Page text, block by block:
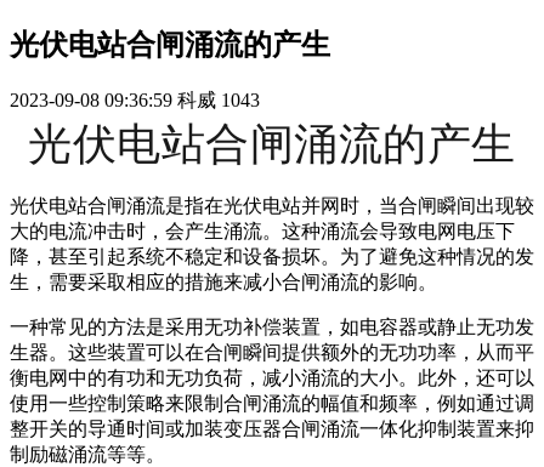
光伏电站合闸涌流的产生
2023-09-08 09:36:59 科威 1043
光伏电站合闸涌流的产生
光伏电站合闸涌流是指在光伏电站并网时，当合闸瞬间出现较
大的电流冲击时，会产生涌流。这种涌流会导致电网电压下
降，甚至引起系统不稳定和设备损坏。为了避免这种情况的发
生，需要采取相应的措施来减小合闸涌流的影响。
一种常见的方法是采用无功补偿装置，如电容器或静止无功发
生器。这些装置可以在合闸瞬间提供额外的无功功率，从而平
衡电网中的有功和无功负荷，减小涌流的大小。此外，还可以
使用一些控制策略来限制合闸涌流的幅值和频率，例如通过调
整开关的导通时间或加装变压器合闸涌流一体化抑制装置来抑
制励磁涌流等等。